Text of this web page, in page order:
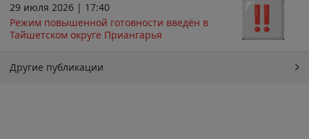
29 июля 2026 | 17:40
Режим повышенной готовности введён в
Тайшетском округе Приангарья
Другие публикации